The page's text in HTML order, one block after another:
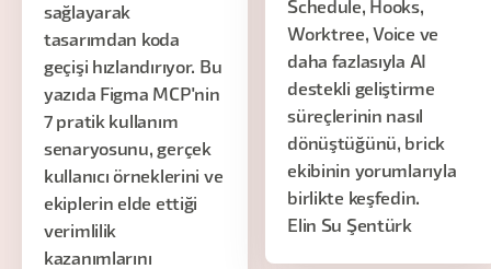
sağlayarak
tasarımdan koda
geçişi hızlandırıyor. Bu
yazıda Figma MCP'nin
7 pratik kullanım
senaryosunu, gerçek
kullanıcı örneklerini ve
ekiplerin elde ettiği
verimlilik
kazanımlarını
Schedule, Hooks,
Worktree, Voice ve
daha fazlasıyla AI
destekli geliştirme
süreçlerinin nasıl
dönüştüğünü, brick
ekibinin yorumlarıyla
birlikte keşfedin.
Elin Su Şentürk